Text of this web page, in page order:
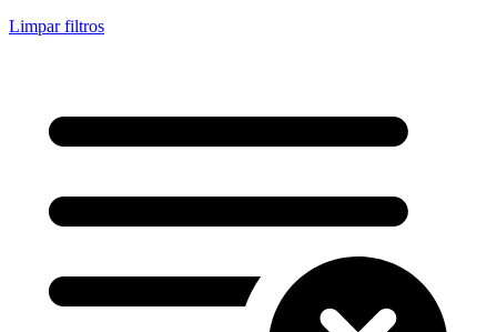
Limpar filtros